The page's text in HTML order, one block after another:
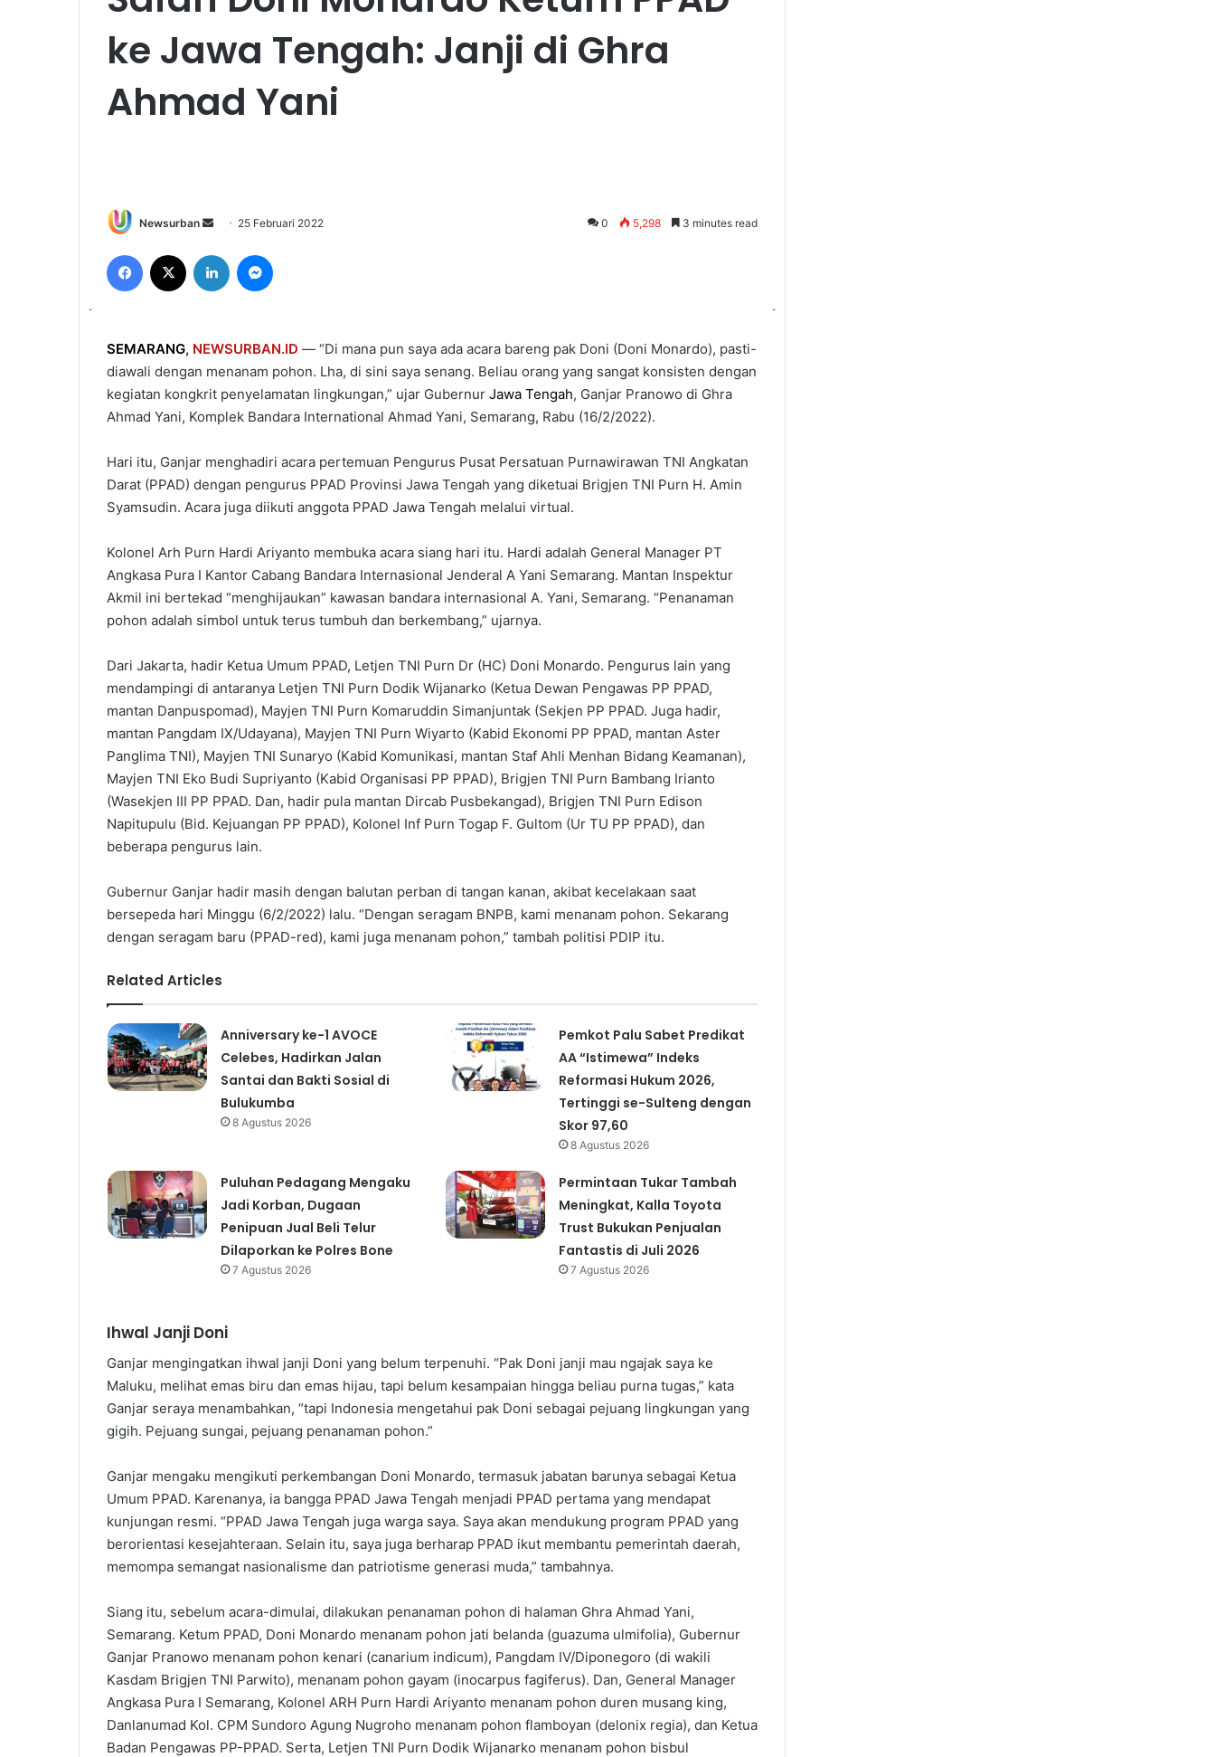
ke Jawa Tengah: Janji di Ghra
Ahmad Yani
Newsurban
Send
email
25 Februari 2022 0 5,298 3 minutes read
Facebook LinkedIn
SEMARANG, NEWSURBAN.ID — “Di mana pun saya ada acara bareng pak Doni (Doni Monardo), pasti-
diawali dengan menanam pohon. Lha, di sini saya senang. Beliau orang yang sangat konsisten dengan
kegiatan kongkrit penyelamatan lingkungan,” ujar Gubernur Jawa Tengah, Ganjar Pranowo di Ghra
Ahmad Yani, Komplek Bandara International Ahmad Yani, Semarang, Rabu (16/2/2022).
Hari itu, Ganjar menghadiri acara pertemuan Pengurus Pusat Persatuan Purnawirawan TNI Angkatan
Darat (PPAD) dengan pengurus PPAD Provinsi Jawa Tengah yang diketuai Brigjen TNI Purn H. Amin
Syamsudin. Acara juga diikuti anggota PPAD Jawa Tengah melalui virtual.
Kolonel Arh Purn Hardi Ariyanto membuka acara siang hari itu. Hardi adalah General Manager PT
Angkasa Pura I Kantor Cabang Bandara Internasional Jenderal A Yani Semarang. Mantan Inspektur
Akmil ini bertekad “menghijaukan” kawasan bandara internasional A. Yani, Semarang. “Penanaman
pohon adalah simbol untuk terus tumbuh dan berkembang,” ujarnya.
Dari Jakarta, hadir Ketua Umum PPAD, Letjen TNI Purn Dr (HC) Doni Monardo. Pengurus lain yang
mendampingi di antaranya Letjen TNI Purn Dodik Wijanarko (Ketua Dewan Pengawas PP PPAD,
mantan Danpuspomad), Mayjen TNI Purn Komaruddin Simanjuntak (Sekjen PP PPAD. Juga hadir,
mantan Pangdam IX/Udayana), Mayjen TNI Purn Wiyarto (Kabid Ekonomi PP PPAD, mantan Aster
Panglima TNI), Mayjen TNI Sunaryo (Kabid Komunikasi, mantan Staf Ahli Menhan Bidang Keamanan),
Mayjen TNI Eko Budi Supriyanto (Kabid Organisasi PP PPAD), Brigjen TNI Purn Bambang Irianto
(Wasekjen III PP PPAD. Dan, hadir pula mantan Dircab Pusbekangad), Brigjen TNI Purn Edison
Napitupulu (Bid. Kejuangan PP PPAD), Kolonel Inf Purn Togap F. Gultom (Ur TU PP PPAD), dan
beberapa pengurus lain.
Gubernur Ganjar hadir masih dengan balutan perban di tangan kanan, akibat kecelakaan saat
bersepeda hari Minggu (6/2/2022) lalu. “Dengan seragam BNPB, kami menanam pohon. Sekarang
dengan seragam baru (PPAD-red), kami juga menanam pohon,” tambah politisi PDIP itu.
Related Articles
Anniversary ke-1 AVOCE
Celebes, Hadirkan Jalan
Santai dan Bakti Sosial di
Bulukumba
8 Agustus 2026
Pemkot Palu Sabet Predikat
AA “Istimewa” Indeks
Reformasi Hukum 2026,
Tertinggi se-Sulteng dengan
Skor 97,60
8 Agustus 2026
Puluhan Pedagang Mengaku
Jadi Korban, Dugaan
Penipuan Jual Beli Telur
Dilaporkan ke Polres Bone
7 Agustus 2026
Permintaan Tukar Tambah
Meningkat, Kalla Toyota
Trust Bukukan Penjualan
Fantastis di Juli 2026
7 Agustus 2026
Ihwal Janji Doni
Ganjar mengingatkan ihwal janji Doni yang belum terpenuhi. “Pak Doni janji mau ngajak saya ke
Maluku, melihat emas biru dan emas hijau, tapi belum kesampaian hingga beliau purna tugas,” kata
Ganjar seraya menambahkan, “tapi Indonesia mengetahui pak Doni sebagai pejuang lingkungan yang
gigih. Pejuang sungai, pejuang penanaman pohon.”
Ganjar mengaku mengikuti perkembangan Doni Monardo, termasuk jabatan barunya sebagai Ketua
Umum PPAD. Karenanya, ia bangga PPAD Jawa Tengah menjadi PPAD pertama yang mendapat
kunjungan resmi. “PPAD Jawa Tengah juga warga saya. Saya akan mendukung program PPAD yang
berorientasi kesejahteraan. Selain itu, saya juga berharap PPAD ikut membantu pemerintah daerah,
memompa semangat nasionalisme dan patriotisme generasi muda,” tambahnya.
Siang itu, sebelum acara-dimulai, dilakukan penanaman pohon di halaman Ghra Ahmad Yani,
Semarang. Ketum PPAD, Doni Monardo menanam pohon jati belanda (guazuma ulmifolia), Gubernur
Ganjar Pranowo menanam pohon kenari (canarium indicum), Pangdam IV/Diponegoro (di wakili
Kasdam Brigjen TNI Parwito), menanam pohon gayam (inocarpus fagiferus). Dan, General Manager
Angkasa Pura I Semarang, Kolonel ARH Purn Hardi Ariyanto menanam pohon duren musang king,
Danlanumad Kol. CPM Sundoro Agung Nugroho menanam pohon flamboyan (delonix regia), dan Ketua
Badan Pengawas PP-PPAD. Serta, Letjen TNI Purn Dodik Wijanarko menanam pohon bisbul